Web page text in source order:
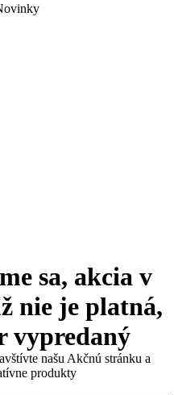
sa, akcia v
nie je platná,
vypredaný
našu Akčnú stránku a
produkty